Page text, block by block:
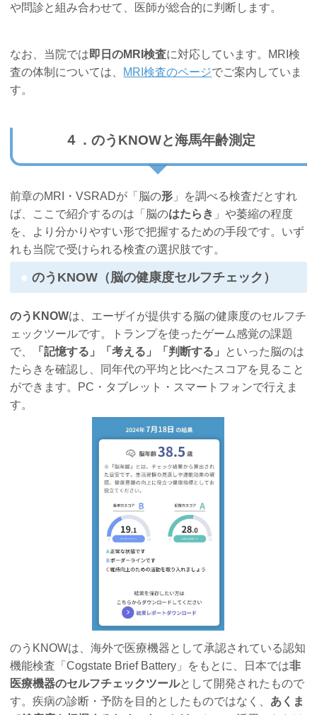
や問診と組み合わせて、医師が総合的に判断します。
なお、当院では 即日のMRI検査に対応しています。MRI検
査の体制については、 MRI検査のページでご案内していま
す。
４．のうKNOWと海馬年齢測定
前章のMRI・VSRADが「脳の形 」を調べる検査だとすれ
ば、ここで紹介するのは「脳のはたらき 」や萎縮の程度
を、より分かりやすい形で把握するための手段です。いず
れも当院で受けられる検査の選択肢です。
のうKNOW（脳の健康度セルフチェック）
のうKNOWは、エーザイが提供する脳の健康度のセルフチ
ェックツールです。トランプを使ったゲーム感覚の課題
で、
「記憶する」「考える」「判断する」 といった脳のは
たらきを確認し、同年代の平均と比べたスコアを見ること
ができます。PC・タブレット・スマートフォンで行えま
す。
のうKNOWは、海外で医療機器として承認されている認知
機能検査「Cogstate Brief Battery」をもとに、日本では非
医療機器のセルフチェックツールとして開発されたもので
す。疾病の診断・予防を目的としたものではなく、 あくま